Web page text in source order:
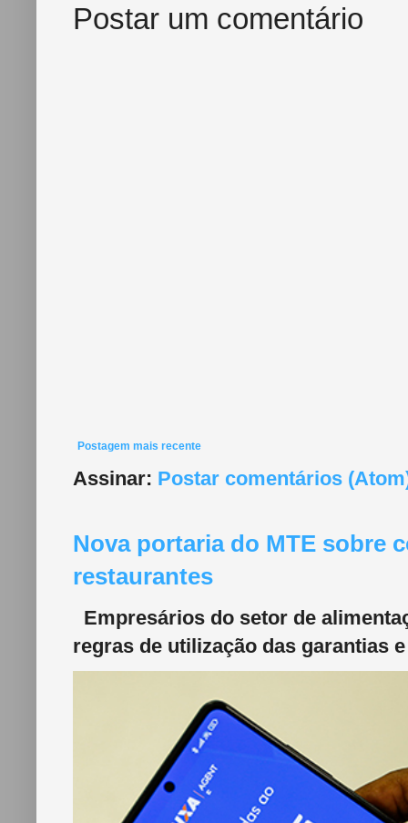
Postar um comentário
Postagem mais recente
Assinar: Postar comentários
Nova portaria do MTE sobre
restaurantes
Empresários do setor de
regras de utilização das garantias